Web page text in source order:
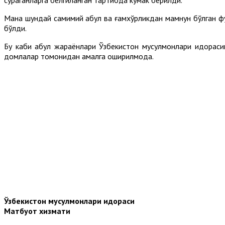
Мана шундай самимий қабул ва ғамхўрликдан мамнун бўлган
бўлди.
Бу каби қабул жараёнлари Ўзбекистон мусулмонлари
домлалар томонидан амалга оширилмоқда.
Ўзбекистон мусулмонлари идораси
Матбуот хизмати